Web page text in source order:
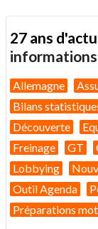
27 ans
informations
Allemagne
Bilans
Découverte
Freinage
GT
Lobbying
Outil Agenda
Préparations